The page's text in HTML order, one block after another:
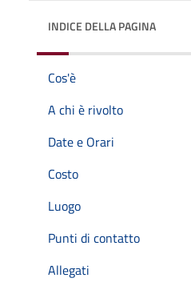
INDICE DELLA PAGINA
Cos'è
A chi è rivolto
Date e Orari
Costo
Luogo
Punti di contatto
Allegati